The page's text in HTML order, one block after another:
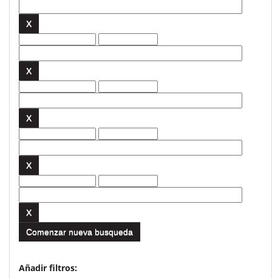
Comenzar nueva busqueda
Añadir filtros: